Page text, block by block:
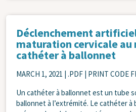
Déclenchement
maturation cervicale au
cathéter à ballonnet
MARCH 1, 2021 | .PDF | PRINT CODE
Un cathéter à ballonnet est un tube
ballonnet à l’extrémité. Le cathéter à